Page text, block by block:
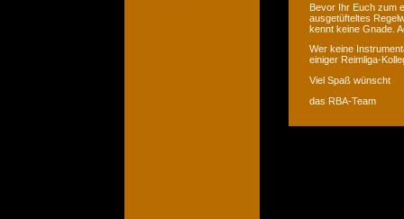
Bevor Ihr Euch zum
ausgetüfteltes
kennt keine Gnade.
Wer keine
einiger Reimliga-
Viel Spaß wünscht
das RBA-Team